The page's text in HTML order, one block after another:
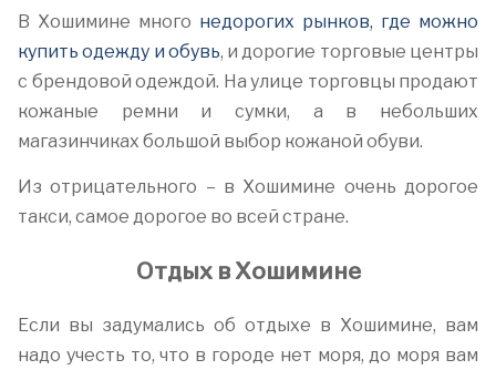
В Хошимине много недорогих рынков, где можно
купить одежду и обувь, и дорогие торговые центры
с брендовой одеждой. На улице торговцы продают
кожаные ремни и сумки, а в небольших
магазинчиках большой выбор кожаной обуви.
Из отрицательного – в Хошимине очень дорогое
такси, самое дорогое во всей стране.
Отдых в Хошимине
Если вы задумались об отдыхе в Хошимине, вам
надо учесть то, что в городе нет моря, до моря вам